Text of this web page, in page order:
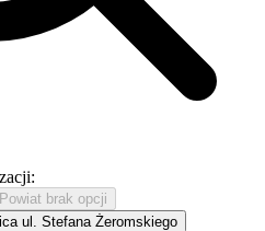
Powiat brak opcji
ul. Stefana Żeromskiego